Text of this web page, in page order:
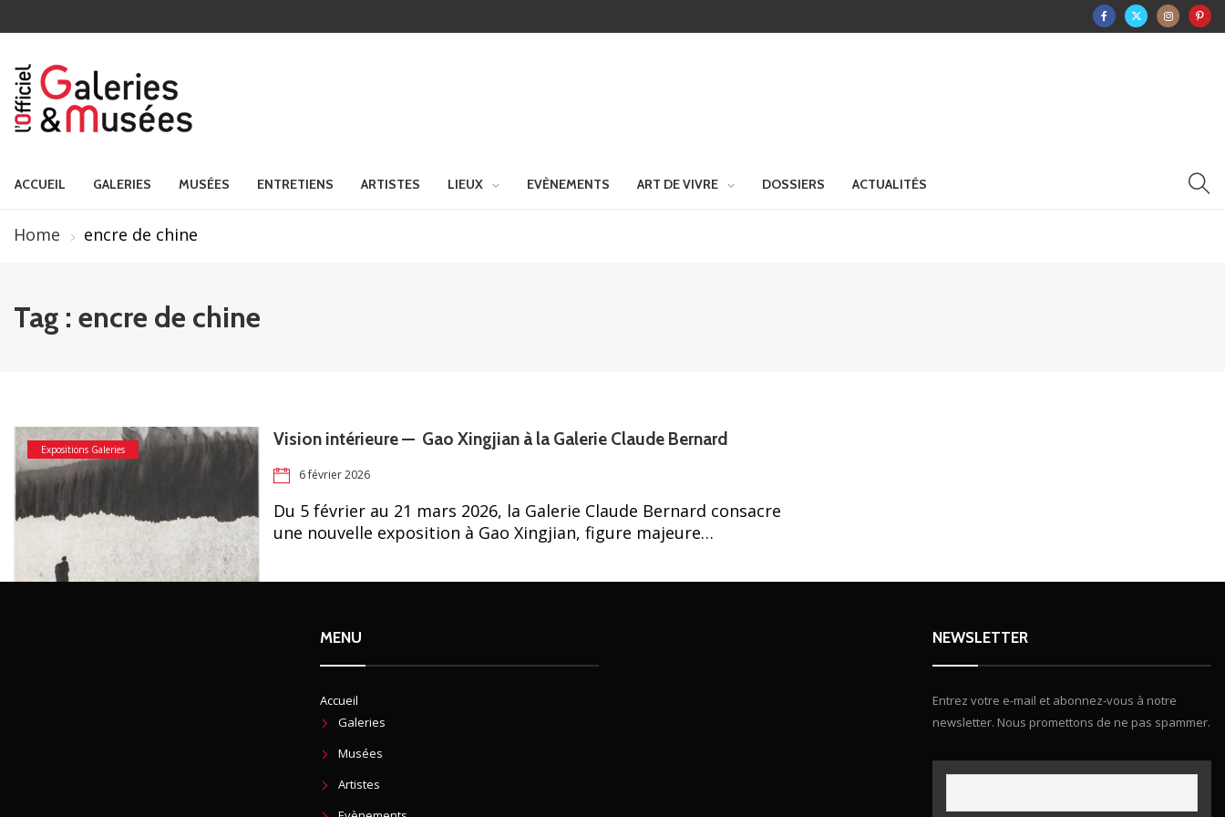
ACCUEIL GALERIES MUSÉES ENTRETIENS ARTISTES LIEUX EVÈNEMENTS ART DE VIVRE DOSSIERS ACTUALITÉS
Home encre de chine
Tag : encre de chine
Expositions Galeries Vision intérieure — Gao Xingjian à la Galerie Claude Bernard
6 février 2026
Du 5 février au 21 mars 2026, la Galerie Claude Bernard consacre
une nouvelle exposition à Gao Xingjian, figure majeure…
MENU
Accueil
Galeries
Musées
Artistes
NEWSLETTER
Entrez votre e-mail et abonnez-vous à notre
newsletter. Nous promettons de ne pas spammer.